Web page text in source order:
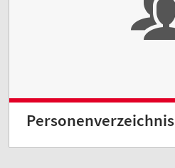
Personenverzeichnis